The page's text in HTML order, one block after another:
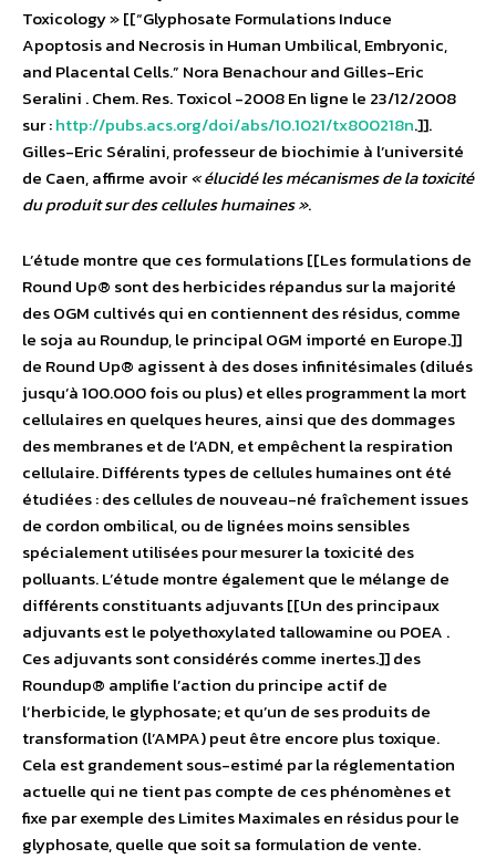
Toxicology » [[“Glyphosate Formulations Induce
Apoptosis and Necrosis in Human Umbilical, Embryonic,
and Placental Cells.” Nora Benachour and Gilles-Eric
Seralini . Chem. Res. Toxicol -2008 En ligne le 23/12/2008
sur :http://pubs.acs.org/doi/abs/10.1021/tx800218n.]].
Gilles-Eric Séralini, professeur de biochimie à l’université
de Caen, affirme avoir« élucidé les mécanismes de la toxicité
du produit sur des cellules humaines ».
L’étude montre que ces formulations [[Les formulations de
Round Up® sont des herbicides répandus sur la majorité
des OGM cultivés qui en contiennent des résidus, comme
le soja au Roundup, le principal OGM importé en Europe.]]
de Round Up® agissent à des doses infinitésimales (dilués
jusqu’à 100.000 fois ou plus) et elles programment la mort
cellulaires en quelques heures, ainsi que des dommages
des membranes et de l’ADN, et empêchent la respiration
cellulaire. Différents types de cellules humaines ont été
étudiées : des cellules de nouveau-né fraîchement issues
de cordon ombilical, ou de lignées moins sensibles
spécialement utilisées pour mesurer la toxicité des
polluants. L’étude montre également que le mélange de
différents constituants adjuvants [[Un des principaux
adjuvants est le polyethoxylated tallowamine ou POEA .
Ces adjuvants sont considérés comme inertes.]] des
Roundup® amplifie l’action du principe actif de
l’herbicide, le glyphosate; et qu’un de ses produits de
transformation (l’AMPA) peut être encore plus toxique.
Cela est grandement sous-estimé par la réglementation
actuelle qui ne tient pas compte de ces phénomènes et
fixe par exemple des Limites Maximales en résidus pour le
glyphosate, quelle que soit sa formulation de vente.